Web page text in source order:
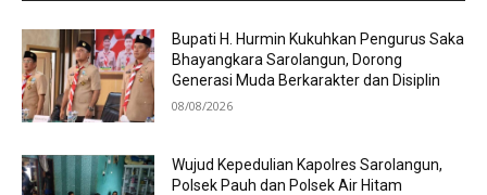
Bupati H. Hurmin Kukuhkan Pengurus Saka
Bhayangkara Sarolangun, Dorong
Generasi Muda Berkarakter dan Disiplin
08/08/2026
Wujud Kepedulian Kapolres Sarolangun,
Polsek Pauh dan Polsek Air Hitam